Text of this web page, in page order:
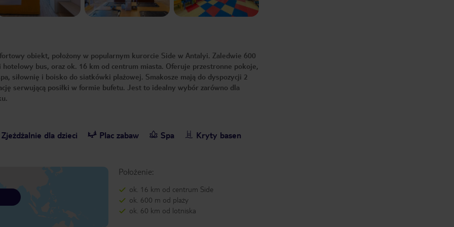
obiekt, położony w popularnym kurorcie Side w Antalyi. Zaledwie 600
bus, oraz ok. 16 km od centrum miasta. Oferuje przestronne pokoje,
siłownię i boisko do siatkówki plażowej. Smakosze mają do dyspozycji 2
serwującą posiłki w formie bufetu. Jest to idealny wybór zarówno dla
Zjeżdżalnie dla dzieci Plac zabaw Spa
Kryty basen
Położenie:
ok. 16 km od centrum Side
ok. 600 m od plaży
ok. 60 km od lotniska